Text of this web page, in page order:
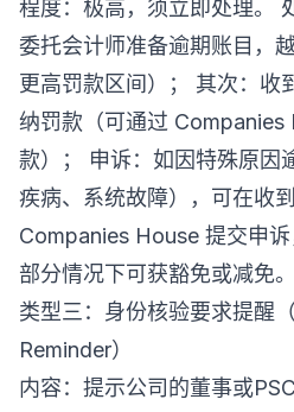
程度：极高，须立即处理。
委托会计师准备逾期账目，
更高罚款区间）； 其次：收
纳罚款（可通过 Companies
款）； 申诉：如因特殊原因
疾病、系统故障），可在收
Companies House 提交申诉
部分情况下可获豁免或减免。
类型三：身份核验要求提醒
Reminder）
内容：提示公司的董事或